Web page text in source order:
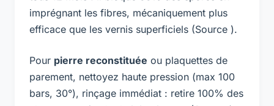
imprégnant les fibres, mécaniquement plus
efficace que les vernis superficiels (Source ).
Pour pierre reconstituée ou plaquettes de
parement, nettoyez haute pression (max 100
bars, 30°), rinçage immédiat : retire 100% des